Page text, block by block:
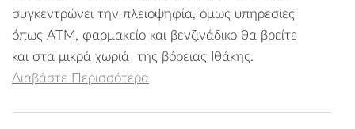
συγκεντρώνει την πλειοψηφία, όμως υπηρεσίες
όπως ATM, φαρμακείο και βενζινάδικο θα βρείτε
και στα μικρά χωριά της βόρειας Ιθάκης.
Διαβάστε Περισσότερα